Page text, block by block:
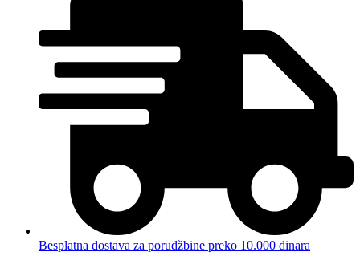
Besplatna dostava za porudžbine preko 10.000 dinara